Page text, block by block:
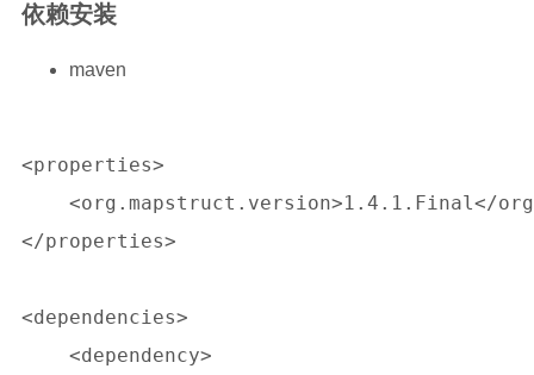
依赖安装
maven
<properties>
<org.mapstruct.version>1.4.1.Final</
</properties>
<dependencies>
    <dependency>